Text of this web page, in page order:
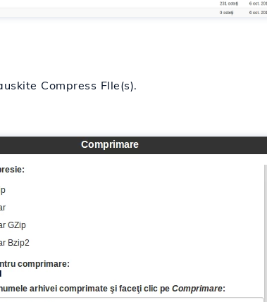
Compress FIle(s).